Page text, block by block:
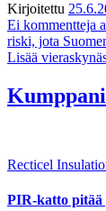
Kirjoitettu
Ei kommentteja
riski, jota
Lisää
Recticel
PIR-katto pitää